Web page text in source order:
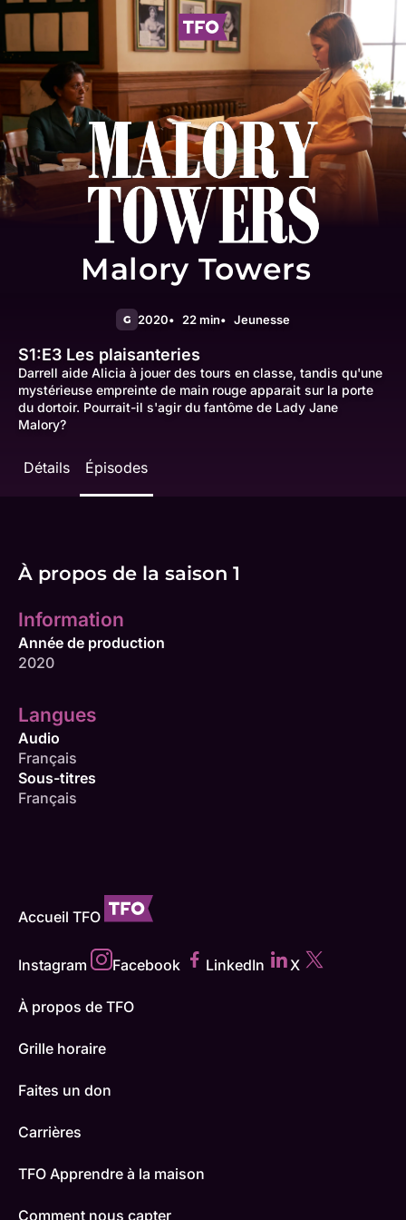
Malory Towers
G 2020 22 min Jeunesse
S1:E3 Les plaisanteries
Darrell aide Alicia à jouer des tours en classe, tandis qu'une
mystérieuse empreinte de main rouge apparait sur la porte
du dortoir. Pourrait-il s'agir du fantôme de Lady Jane
Malory?
Détails Épisodes
À propos de la saison 1
Information
Année de production
2020
Langues
Audio
Français
Sous-titres
Français
Accueil TFO
Instagram Facebook LinkedIn X
À propos de TFO
Grille horaire
Faites un don
Carrières
TFO Apprendre à la maison
Comment nous capter